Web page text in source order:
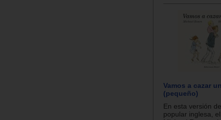
Vamos a cazar
(pequeño)
En esta versión
popular inglesa,